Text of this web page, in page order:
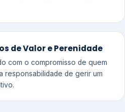
de Valor e Perenidade
com o compromisso de quem
responsabilidade de gerir um